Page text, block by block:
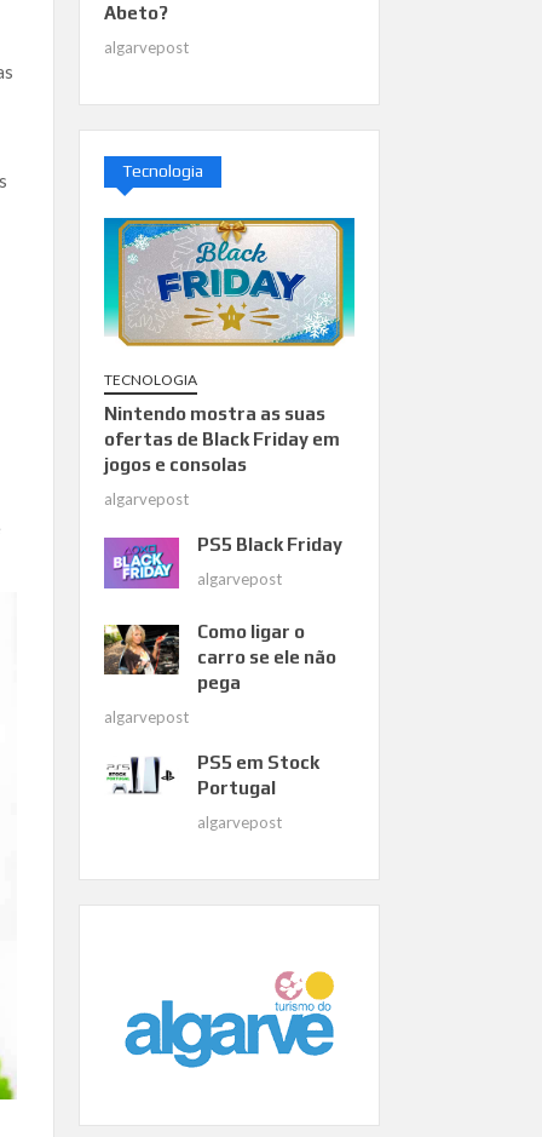
Abeto?
algarvepost
Tecnologia
TECNOLOGIA
Nintendo mostra as suas
ofertas de Black Friday em
jogos e consolas
algarvepost
PS5 Black Friday
algarvepost
Como ligar o
carro se ele não
pega
algarvepost
PS5 em Stock
Portugal
algarvepost